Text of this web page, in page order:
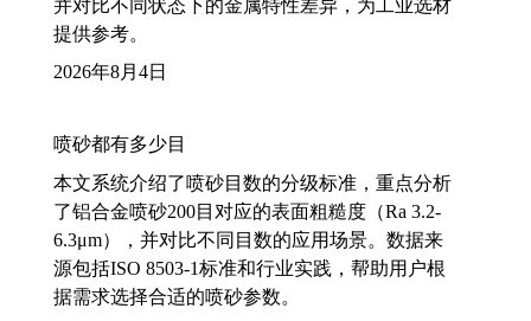
并对比不同状态下的金属特性差异，为工业选材
提供参考。
2026年8月4日
喷砂都有多少目
本文系统介绍了喷砂目数的分级标准，重点分析
了铝合金喷砂200目对应的表面粗糙度（Ra 3.2-
6.3μm），并对比不同目数的应用场景。数据来
源包括ISO 8503-1标准和行业实践，帮助用户根
据需求选择合适的喷砂参数。